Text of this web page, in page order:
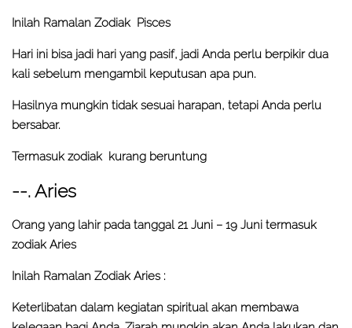
Inilah Ramalan Zodiak Pisces
Hari ini bisa jadi hari yang pasif, jadi Anda perlu berpikir dua
kali sebelum mengambil keputusan apa pun.
Hasilnya mungkin tidak sesuai harapan, tetapi Anda perlu
bersabar.
Termasuk zodiak kurang beruntung
--. Aries
Orang yang lahir pada tanggal 21 Juni – 19 Juni termasuk
zodiak Aries
Inilah Ramalan Zodiak Aries :
Keterlibatan dalam kegiatan spiritual akan membawa